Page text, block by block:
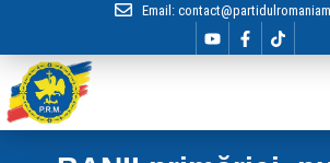
Email: